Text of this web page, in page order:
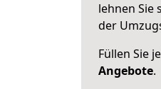
lehnen Sie
der
Füllen Sie
Angebote.